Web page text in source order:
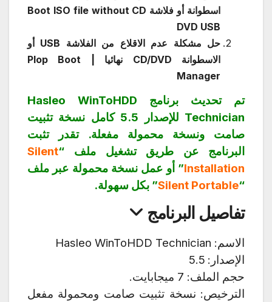
اسطوانة أو فلاشة Boot ISO file without CD
DVD USB
حل مشكلة عدم الاقلاع من الفلاشة USB أو
الاسطوانة CD/DVD نهائيا | Plop Boot
Manager
تم تحديث برنامج Hasleo WinToHDD
Technician للإصدار 5.5 كامل نسخة تثبيت
صامت ونسخة محمولة مفعلة. تقدر تثبت
البرنامج عن طريق تشغيل ملف “Silent
Installation” أو عمل نسخة محمولة عبر ملف
“
Silent Portable” بكل سهولة.
تفاصيل البرنامج
الاسم: Hasleo WinToHDD Technician
الإصدار: 5.5
حجم الملف: 7 ميجابايت.
الترخيص: نسخة تثبيت صامت ومحمولة مفعل